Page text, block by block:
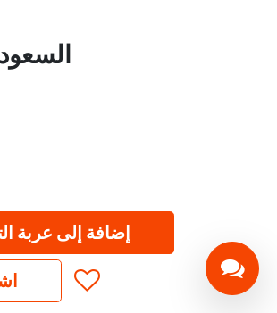
إضافة إلى عربة